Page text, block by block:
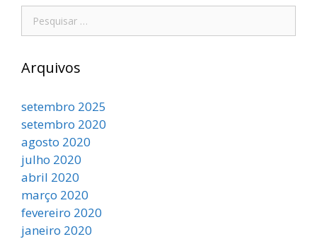
Arquivos
setembro 2025
setembro 2020
agosto 2020
julho 2020
abril 2020
março 2020
fevereiro 2020
janeiro 2020